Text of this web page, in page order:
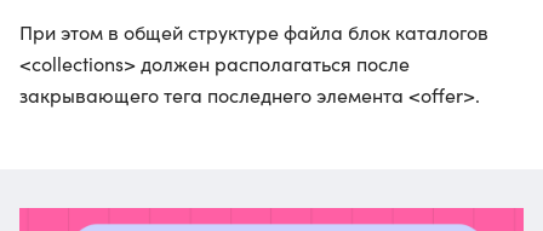
При этом в общей структуре файла блок каталогов
<collections> должен располагаться после
закрывающего тега последнего элемента <offer>.